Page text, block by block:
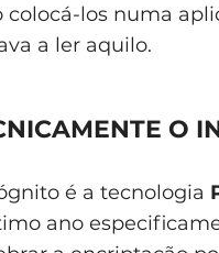
los numa
a ler aquilo.
O
é a tecnologia
ano